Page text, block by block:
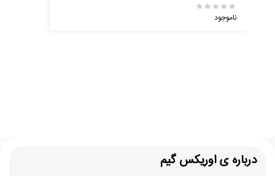
ناموجود
درباره ی اوریکس گیم